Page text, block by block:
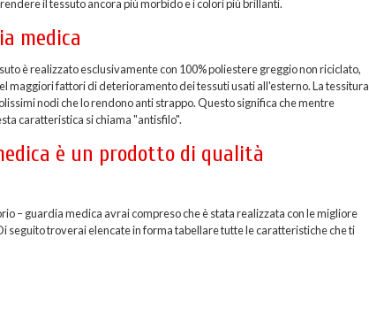
il tessuto ancora più morbido e i colori più brillanti.
medica
è realizzato esclusivamente con 100% poliestere greggio non riciclato,
maggiori fattori di deterioramento dei tessuti usati all'esterno. La tessitura
nodi che lo rendono anti strappo. Questo significa che mentre
caratteristica si chiama "antisfilo".
è un prodotto di qualità
– guardia medica avrai compreso che è stata realizzata con le migliore
troverai elencate in forma tabellare tutte le caratteristiche che ti